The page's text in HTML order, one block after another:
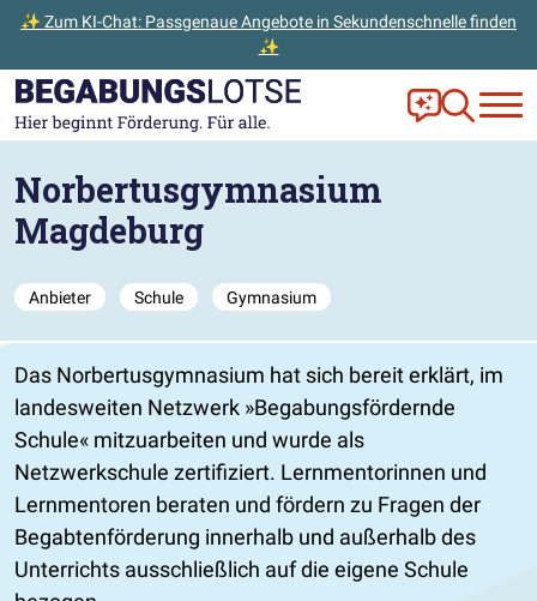
✨ Zum KI-Chat: Passgenaue Angebote in Sekundenschnelle finden
✨
Zum Hauptinhalt der Seite springen
Zur Startseite gehen Frag Ella!
Zur
Norbertusgymnasium
Magdeburg
Anbieter Schule Gymnasium
Das Norbertusgymnasium hat sich bereit erklärt, im
landesweiten Netzwerk
Begabungsfördernde
Schule
mitzuarbeiten und wurde als
Netzwerkschule zertifiziert. Lernmentorinnen und
Lernmentoren beraten und fördern zu Fragen der
Begabtenförderung innerhalb und außerhalb des
Unterrichts ausschließlich auf die eigene Schule